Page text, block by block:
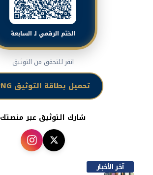
الختم الرقمي لـ السابعة
انقر للتحقق من التوثيق
تحميل بطاقة التوثيق PNG
شارك التوثيق عبر منصتك
آخر الأخبار